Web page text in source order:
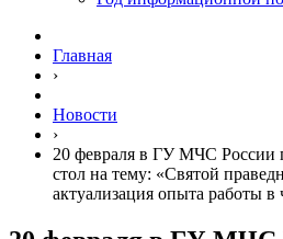
Главная
›
Новости
›
20 февраля в ГУ МЧС
стол на тему: «Святой
актуализация опыта работы